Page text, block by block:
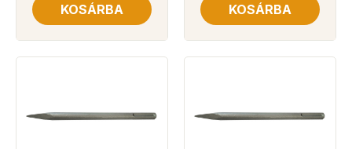
KOSÁRBA KOSÁRBA